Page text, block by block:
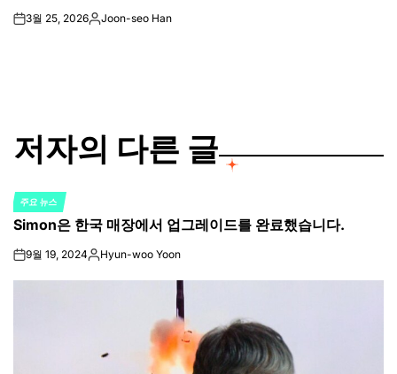
on3월 25, 2026Posted
Joon-seo Han
저자의 다른 글
POSTED
IN
주요 뉴스
Simon은 한국 매장에서 업그레이드를 완료했습니다.
on9월 19, 2024Posted
Hyun-woo Yoon